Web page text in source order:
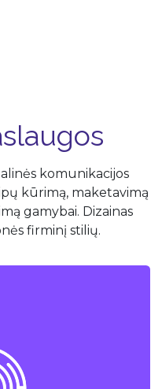
komunikacijos
kūrimą, maketavimą
gamybai. Dizainas
firminį stilių.